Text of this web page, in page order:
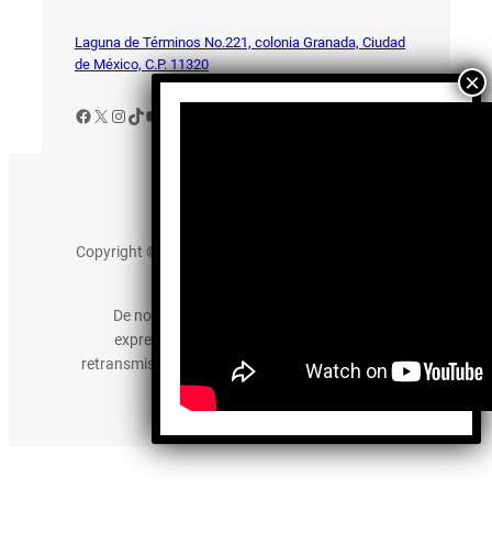
Laguna de Términos No.221, colonia Granada, Ciudad
de México, C.P. 11320
Facebook
X Instagram
TikTok
YouTube
Copyright © 2025 somos-hermanos.mx. Todos los
De no existir previa autorización, queda
expresamente prohibida la publicación,
retransmisión, edición y cualquier otro uso de los
contenidos.